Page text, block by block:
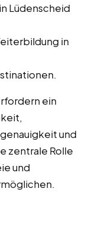
Lüdenscheid
in
ein
und
zentrale Rolle
und